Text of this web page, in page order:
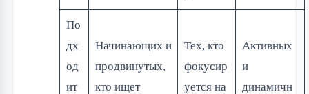
По
дх
од
ит
Начинающих и
продвинутых,
кто ищет
Тех, кто
фокусир
уется на
Активных
и
динамичн